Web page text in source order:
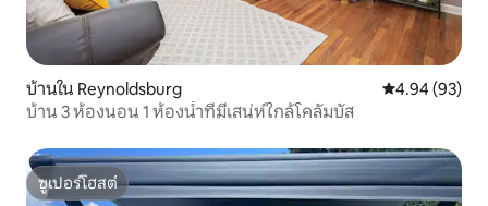
บ้านใน Reynoldsburg คะแนนเฉลี่ย
4.94 (93)
บ้าน 3 ห้องนอน 1 ห้องน้ำที่มีเสน่ห์ใกล้โคลัมบัส
ซูเปอร์โฮสต์
ซูเปอร์โฮสต์